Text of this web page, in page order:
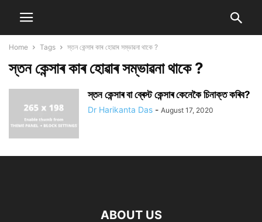
Home Tags স্তন কেন্সাৰ কাৰ হোৱাৰ সম্ভাৱনা থাকে ?
স্তন কেন্সাৰ কাৰ হোৱাৰ সম্ভাৱনা থাকে ?
স্তন কেন্সাৰ বা ব্ৰেস্ট কেন্সাৰ কেনেকৈ চিনাক্ত কৰিব?
Dr Harikanta Das - August 17, 2020
ABOUT US